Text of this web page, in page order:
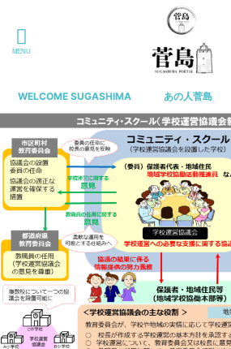
WELCOME SUGASHIMA あの人菅島